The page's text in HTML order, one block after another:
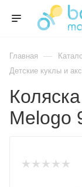
Главная —
Детские куклы и
Melogo